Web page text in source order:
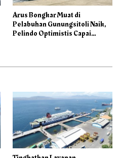
Arus Bongkar Muat di
Pelabuhan Gunungsitoli Naik,
Pelindo Optimistis Capai